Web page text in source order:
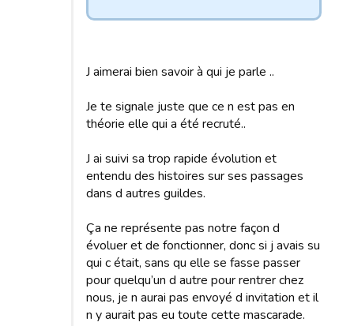
J aimerai bien savoir à qui je parle ..
Je te signale juste que ce n est pas en
théorie elle qui a été recruté..
J ai suivi sa trop rapide évolution et
entendu des histoires sur ses passages
dans d autres guildes.
Ça ne représente pas notre façon d
évoluer et de fonctionner, donc si j avais su
qui c était, sans qu elle se fasse passer
pour quelqu’un d autre pour rentrer chez
nous, je n aurai pas envoyé d invitation et il
n y aurait pas eu toute cette mascarade.